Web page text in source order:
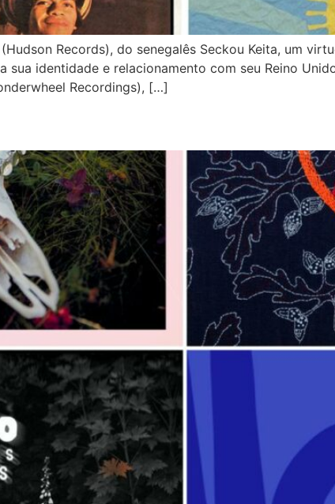
Records), do senegalês Seckou Keita, um
sua identidade e relacionamento com seu Reino
Recordings), […]